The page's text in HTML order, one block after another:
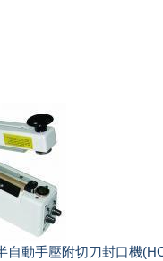
動手壓附切刀封口機(HCG)